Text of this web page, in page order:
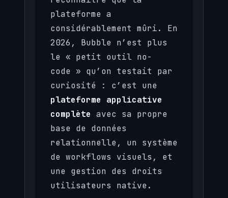
plateforme a
considérablement mûri. En
2026, Bubble n’est plus
le « petit outil no-
code » qu’on testait par
curiosité : c’est une
plateforme applicative
complète avec sa propre
base de données
relationnelle, un système
de workflows visuels, et
une gestion des droits
utilisateurs native.